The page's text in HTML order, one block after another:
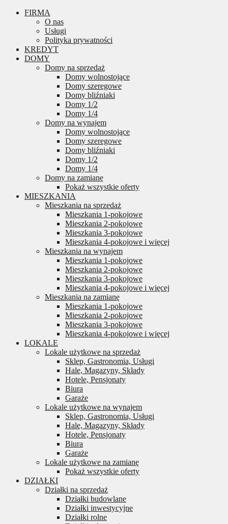
FIRMA
O nas
Usługi
Polityka prywatności
KREDYT
DOMY
Domy na sprzedaż
Domy wolnostojące
Domy szeregowe
Domy bliźniaki
Domy 1/2
Domy 1/4
Domy na wynajem
Domy wolnostojące
Domy szeregowe
Domy bliźniaki
Domy 1/2
Domy 1/4
Domy na zamianę
Pokaż wszystkie oferty
MIESZKANIA
Mieszkania na sprzedaż
Mieszkania 1-pokojowe
Mieszkania 2-pokojowe
Mieszkania 3-pokojowe
Mieszkania 4-pokojowe i więcej
Mieszkania na wynajem
Mieszkania 1-pokojowe
Mieszkania 2-pokojowe
Mieszkania 3-pokojowe
Mieszkania 4-pokojowe i więcej
Mieszkania na zamianę
Mieszkania 1-pokojowe
Mieszkania 2-pokojowe
Mieszkania 3-pokojowe
Mieszkania 4-pokojowe i więcej
LOKALE
Lokale użytkowe na sprzedaż
Sklep, Gastronomia, Usługi
Hale, Magazyny, Składy
Hotele, Pensjonaty
Biura
Garaże
Lokale użytkowe na wynajem
Sklep, Gastronomia, Usługi
Hale, Magazyny, Składy
Hotele, Pensjonaty
Biura
Garaże
Lokale użytkowe na zamianę
Pokaż wszystkie oferty
DZIAŁKI
Działki na sprzedaż
Działki budowlane
Działki inwestycyjne
Działki rolne